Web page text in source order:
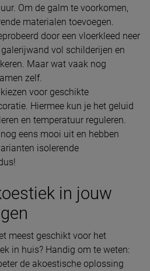
Om de galm te voorkomen,
materialen toevoegen.
door een vloerkleed neer
vol schilderijen en
Maar wat vaak nog
zelf.
voor geschikte
Hiermee kun je het geluid
en temperatuur reguleren.
eens mooi uit en hebben
isolerende
in jouw
meest geschikt voor het
in huis? Handig om te weten:
de akoestische oplossing